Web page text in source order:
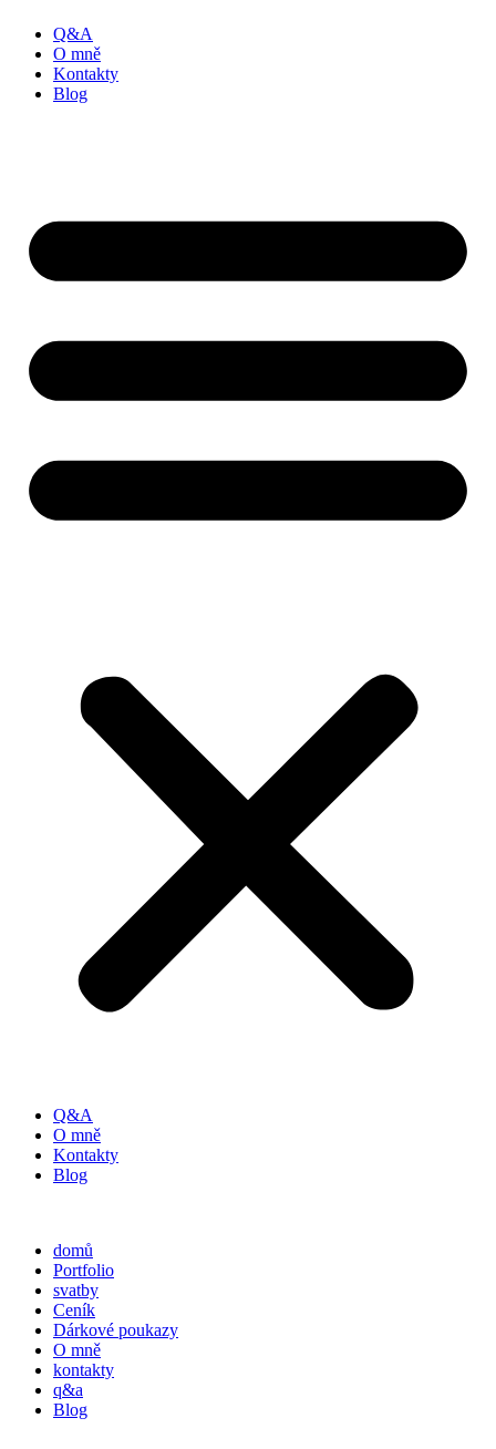
Q&A
O mně
Kontakty
Blog
Q&A
O mně
Kontakty
Blog
domů
Portfolio
svatby
Ceník
Dárkové poukazy
O mně
kontakty
q&a
Blog